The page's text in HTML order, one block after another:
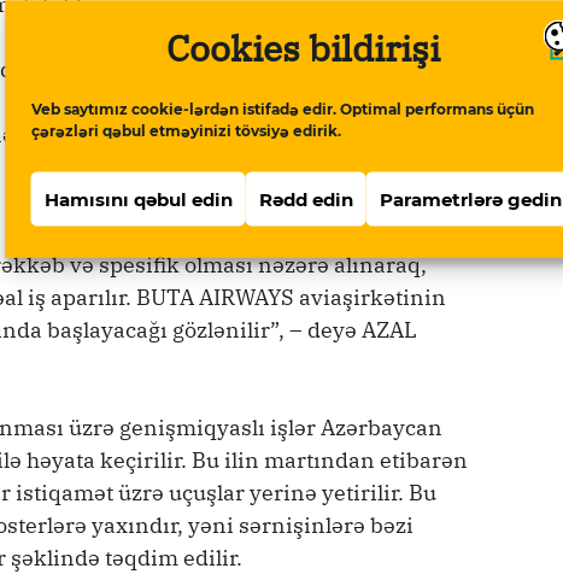
Cookies bildirişi
Veb saytımız cookie-lərdən istifadə edir. Optimal performans üçün
çərəzləri qəbul etməyinizi tövsiyə edirik.
Hamısını qəbul edin Rədd edin Parametrlərə gedin
Limanında yerləşəcək.
livreyada Embraer təyyarələri
öz işçi ştatı və müstəqil tarif siyasəti olacaq,
və spesifik olması nəzərə alınaraq,
iş aparılır. BUTA AIRWAYS aviaşirkətinin
başlayacağı gözlənilir”, – deyə AZAL
üzrə genişmiqyaslı işlər Azərbaycan
həyata keçirilir. Bu ilin martından etibarən
istiqamət üzrə uçuşlar yerinə yetirilir. Bu
yaxındır, yəni sərnişinlərə bəzi
təqdim edilir.